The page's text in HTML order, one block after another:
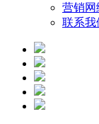
营销网
联系我